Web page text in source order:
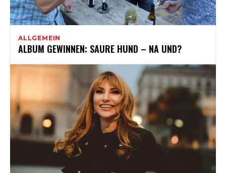
ALLGEMEIN
ALBUM GEWINNEN: SAURE HUND – NA UND?